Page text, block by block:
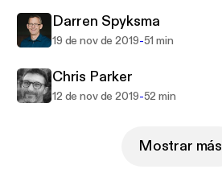
Darren Spyksma
19 de nov de 2019-51 min
Chris Parker
12 de nov de 2019-52 min
Mostrar más